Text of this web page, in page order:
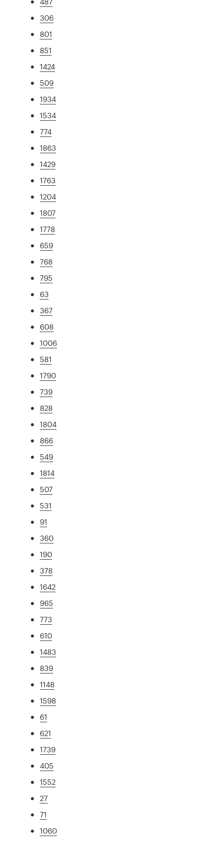
306
801
851
1424
509
1934
1534
774
1863
1429
1763
1204
1807
1778
659
768
795
63
367
608
1006
581
1790
739
828
1804
866
549
1814
507
531
91
360
190
378
1642
965
773
610
1483
839
1148
1598
61
621
1739
405
1552
27
71
1060